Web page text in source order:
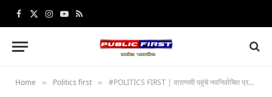
Facebook
X
Instagram
YouTube
RSS
Home » Politics first » #POLITICS FIRST | वाराणसी पहुंचे नवनिर्वाचित प्रदेश अध्यक्ष पंकज चौधरी, बोले—‘बीजेपी सर्व समाज की पार्टी’